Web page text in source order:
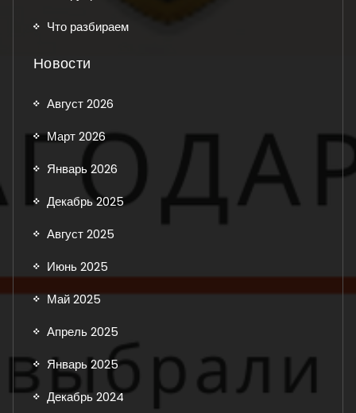
Что разбираем
Новости
Август 2026
Март 2026
Январь 2026
Декабрь 2025
Август 2025
Июнь 2025
Май 2025
Апрель 2025
Январь 2025
Декабрь 2024